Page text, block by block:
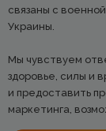
связаны с
Украины.
Мы чувствуем
здоровье, силы и
и предоставить
маркетинга,